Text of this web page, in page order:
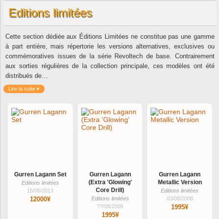
Editions limitées
Cette section dédiée aux Éditions Limitées ne constitue pas une gamme
à part entière, mais répertorie les versions alternatives, exclusives ou
commémoratives issues de la série Revoltech de base. Contrairement
aux sorties régulières de la collection principale, ces modèles ont été
distribués de…
Lire la suite ▾
Gurren Lagann Set
Editions limitées
15/06/2013
12000¥
Gurren Lagann
(Extra 'Glowing'
Core Drill)
Editions limitées
??/08/2008
1995¥
Gurren Lagann
Metallic Version
Editions limitées
03/08/2008
1995¥